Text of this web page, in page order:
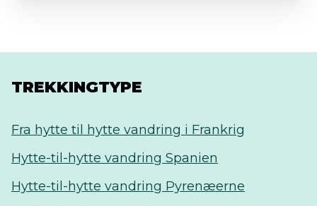
TREKKINGTYPE
Fra hytte til hytte vandring i Frankrig
Hytte-til-hytte vandring Spanien
Hytte-til-hytte vandring Pyrenæerne